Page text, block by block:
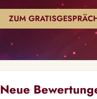
ZUM
Neue